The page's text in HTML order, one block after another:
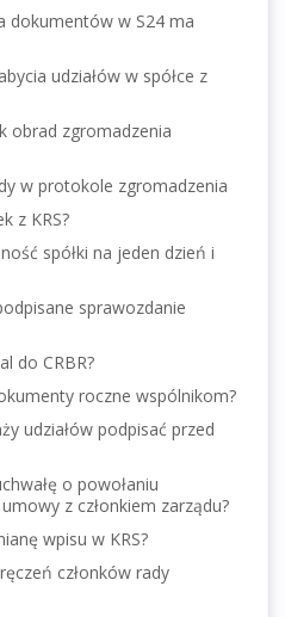
dokumentów w S24 ma
udziałów w spółce z
obrad zgromadzenia
w protokole zgromadzenia
z KRS?
spółki na jeden dzień i
sprawozdanie
do CRBR?
roczne wspólnikom?
udziałów podpisać przed
o powołaniu
z członkiem zarządu?
wpisu w KRS?
członków rady